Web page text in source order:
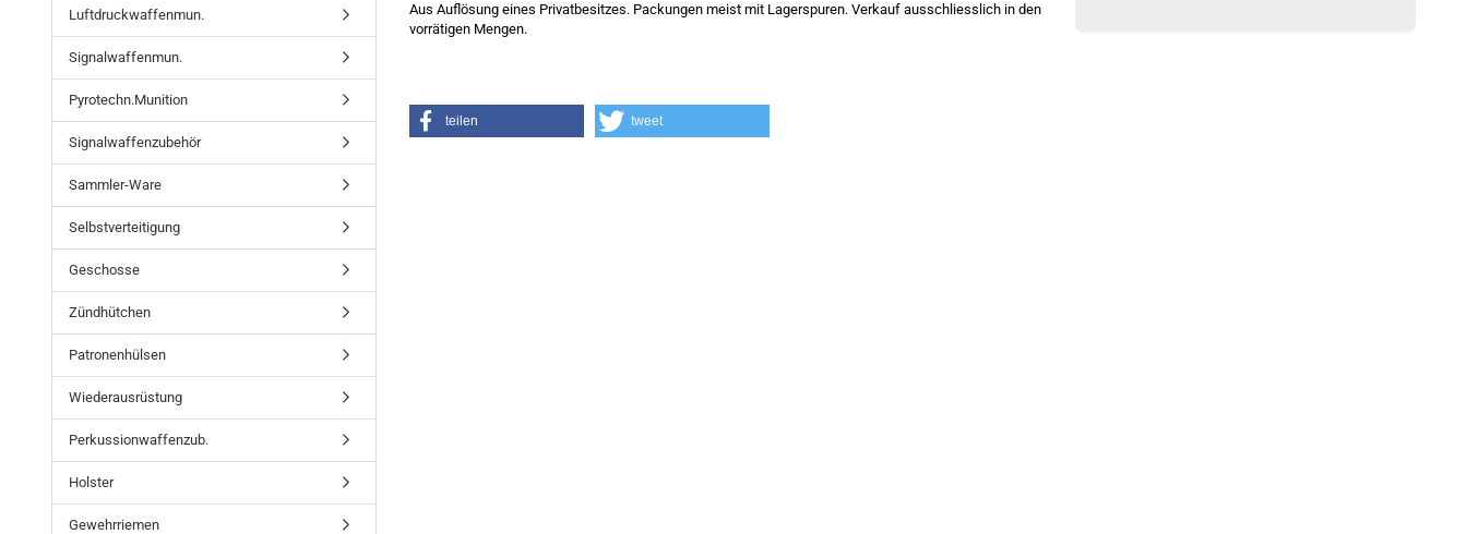
Aus Auflösung eines Privatbesitzes. Packungen meist mit Lagerspuren. Verkauf ausschliesslich in den
vorrätigen Mengen.
teilen tweet
Luftdruckwaffenmun.
Signalwaffenmun.
Pyrotechn.Munition
Signalwaffenzubehör
Sammler-Ware
Selbstverteitigung
Geschosse
Zündhütchen
Patronenhülsen
Wiederausrüstung
Perkussionwaffenzub.
Holster
Gewehrriemen